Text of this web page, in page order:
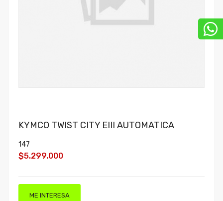
KYMCO TWIST CITY EIII AUTOMATICA
147
$5.299.000
ME INTERESA